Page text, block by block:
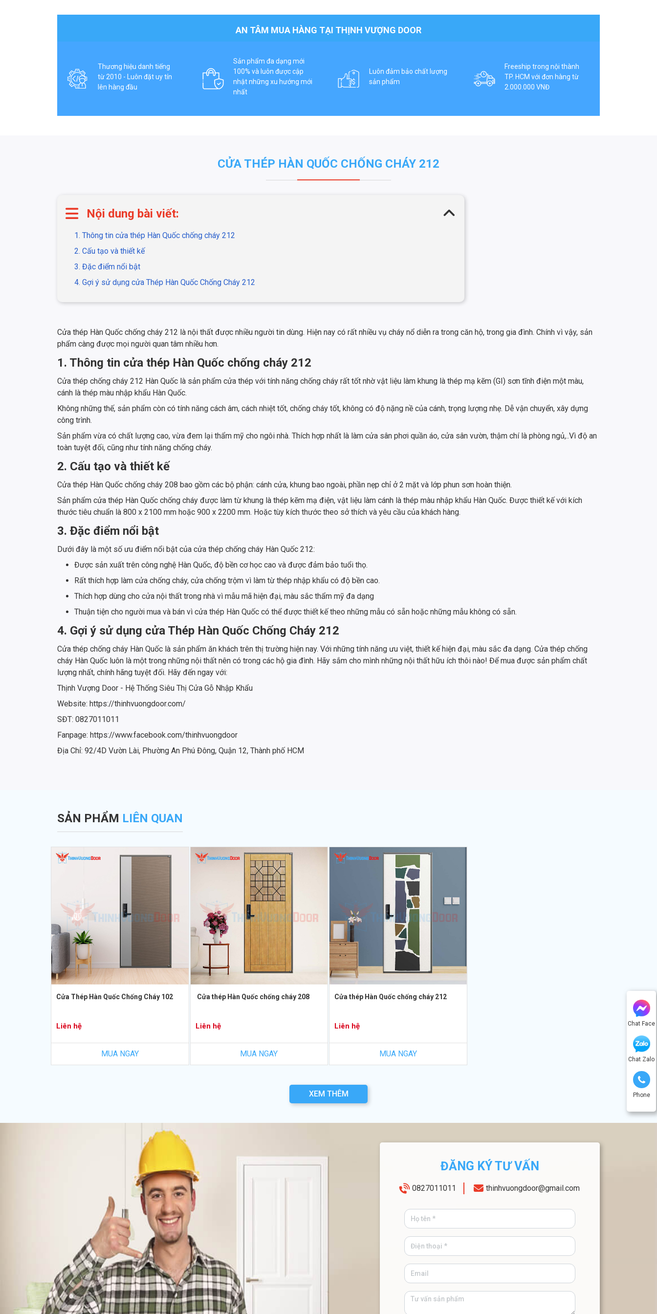
Chat Face
Chat Zalo
Phone
AN TÂM MUA HÀNG TẠI THỊNH VƯỢNG DOOR
Thương hiệu danh tiếng
từ 2010 - Luôn đặt uy tín
lên hàng đầu
Sản phẩm đa dạng mới
100% và luôn được cập
nhật những xu hướng mới
nhất
Luôn đảm bảo chất lượng
sản phẩm
Freeship trong nội thành
TP. HCM với đơn hàng từ
2.000.000 VNĐ
CỬA THÉP HÀN QUỐC CHỐNG CHÁY 212
Nội dung bài viết:
1. Thông tin cửa thép Hàn Quốc chống cháy 212
2. Cấu tạo và thiết kế
3. Đặc điểm nổi bật
4. Gợi ý sử dụng cửa Thép Hàn Quốc Chống Cháy 212
Cửa thép Hàn Quốc chống cháy 212 là nội thất được nhiều người tin dùng. Hiện nay có rất nhiều vụ cháy nổ diễn ra trong căn hộ, trong gia đình. Chính vì vậy, sản
phẩm càng được mọi người quan tâm nhiều hơn.
1. Thông tin cửa thép Hàn Quốc chống cháy 212
Cửa thép chống cháy 212 Hàn Quốc là sản phẩm cửa thép với tính năng chống cháy rất tốt nhờ vật liệu làm khung là thép mạ kẽm (GI) sơn tĩnh điện một màu,
cánh là thép màu nhập khẩu Hàn Quốc.
Không những thế, sản phẩm còn có tính năng cách âm, cách nhiệt tốt, chống cháy tốt, không có độ nặng nề của cánh, trọng lượng nhẹ. Dễ vận chuyển, xây dựng
công trình.
Sản phẩm vừa có chất lượng cao, vừa đem lại thẩm mỹ cho ngôi nhà. Thích hợp nhất là làm cửa sân phơi quần áo, cửa sân vườn, thậm chí là phòng ngủ,..Vì độ an
toàn tuyệt đối, cũng như tính năng chống cháy.
2. Cấu tạo và thiết kế
Cửa thép Hàn Quốc chống cháy 208 bao gồm các bộ phận: cánh cửa, khung bao ngoài, phần nẹp chỉ ở 2 mặt và lớp phun sơn hoàn thiện.
Sản phẩm cửa thép Hàn Quốc chống cháy được làm từ khung là thép kẽm mạ điện, vật liệu làm cánh là thép màu nhập khẩu Hàn Quốc. Được thiết kế với kích
thước tiêu chuẩn là 800 x 2100 mm hoặc 900 x 2200 mm. Hoặc tùy kích thước theo sở thích và yêu cầu của khách hàng.
3. Đặc điểm nổi bật
Dưới đây là một số ưu điểm nổi bật của cửa thép chống cháy Hàn Quốc 212:
Được sản xuất trên công nghệ Hàn Quốc, độ bền cơ học cao và được đảm bảo tuổi thọ.
Rất thích hợp làm cửa chống cháy, cửa chống trộm vì làm từ thép nhập khẩu có độ bền cao.
Thích hợp dùng cho cửa nội thất trong nhà vì mẫu mã hiện đại, màu sắc thẩm mỹ đa dạng
Thuận tiện cho người mua và bán vì cửa thép Hàn Quốc có thể được thiết kế theo những mẫu có sẵn hoặc những mẫu không có sẵn.
4. Gợi ý sử dụng cửa Thép Hàn Quốc Chống Cháy 212
Cửa thép chống cháy Hàn Quốc là sản phẩm ăn khách trên thị trường hiện nay. Với những tính năng ưu việt, thiết kế hiện đại, màu sắc đa dạng. Cửa thép chống
cháy Hàn Quốc luôn là một trong những nội thất nên có trong các hộ gia đình. Hãy sắm cho mình những nội thất hữu ích thôi nào! Để mua được sản phẩm chất
lượng nhất, chính hãng tuyệt đối. Hãy đến ngay với:
Thịnh Vượng Door - Hệ Thống Siêu Thị Cửa Gỗ Nhập Khẩu
Website: https://thinhvuongdoor.com/
SĐT: 0827011011
Fanpage: https://www.facebook.com/thinhvuongdoor
Địa Chỉ: 92/4D Vườn Lài, Phường An Phú Đông, Quận 12, Thành phố HCM
SẢN PHẨM LIÊN QUAN
Cửa Thép Hàn Quốc Chống Cháy 102
Liên hệ
MUA NGAY
Cửa thép Hàn Quốc chống cháy 208
Liên hệ
MUA NGAY
Cửa thép Hàn Quốc chống cháy 212
Liên hệ
MUA NGAY
XEM THÊM
ĐĂNG KÝ TƯ VẤN
0827011011 thinhvuongdoor@gmail.com